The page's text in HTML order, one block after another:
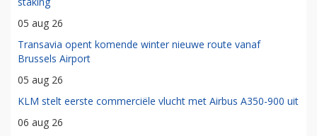
05 aug 26
Transavia opent komende winter nieuwe route vanaf
Brussels Airport
05 aug 26
KLM stelt eerste commerciële vlucht met Airbus A350-900 uit
06 aug 26